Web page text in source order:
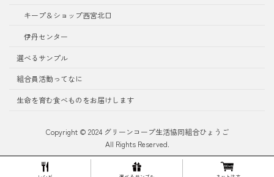
キープ＆ショップ西宮北口
伊丹センター
選べるサンプル
組合員活動ってなに
生命を育む食べものをお届けします
Copyright © 2024 グリーンコープ生活協同組合ひょうご
All Rights Reserved.